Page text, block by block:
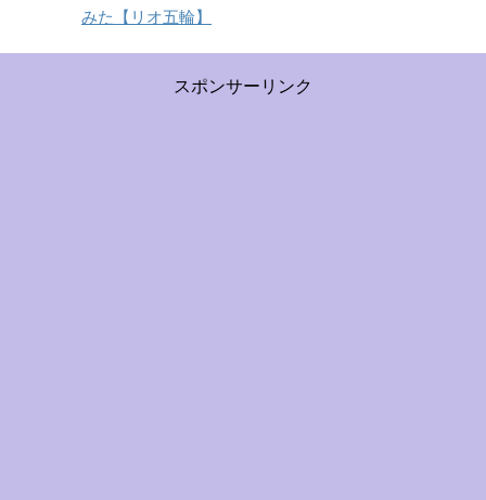
みた【リオ五輪】
スポンサーリンク